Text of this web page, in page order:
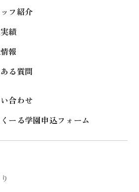
フ紹介
績
報
る質問
合わせ
ーる学園申込フォーム